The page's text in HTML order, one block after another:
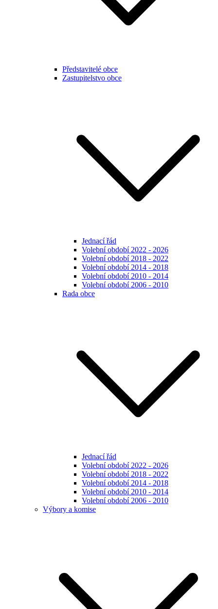
Představitelé obce
Zastupitelstvo obce
Jednací řád
Volební období 2022 - 2026
Volební období 2018 - 2022
Volební období 2014 - 2018
Volební období 2010 - 2014
Volební období 2006 - 2010
Rada obce
Jednací řád
Volební období 2022 - 2026
Volební období 2018 - 2022
Volební období 2014 - 2018
Volební období 2010 - 2014
Volební období 2006 - 2010
Výbory a komise